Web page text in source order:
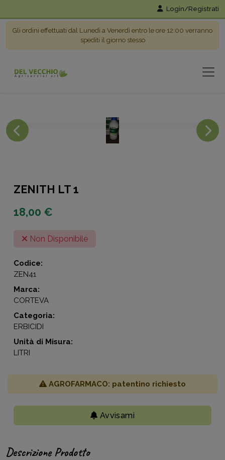
Login/Registrati
Gli ordini effettuati dal Lunedì a Venerdì entro le ore 12:00 verranno
spediti il giorno stesso
ZENITH LT 1
18,00 €
Non Disponibile
Codice:
ZEN41
Marca:
CORTEVA
Categoria:
ERBICIDI
Unità di Misura:
LITRI
AGROFARMACO: patentino richiesto
Avvisami
Descrizione Prodotto